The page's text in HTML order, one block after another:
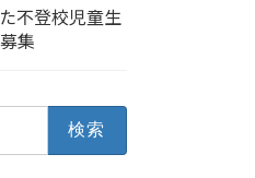
不登校児童生
集